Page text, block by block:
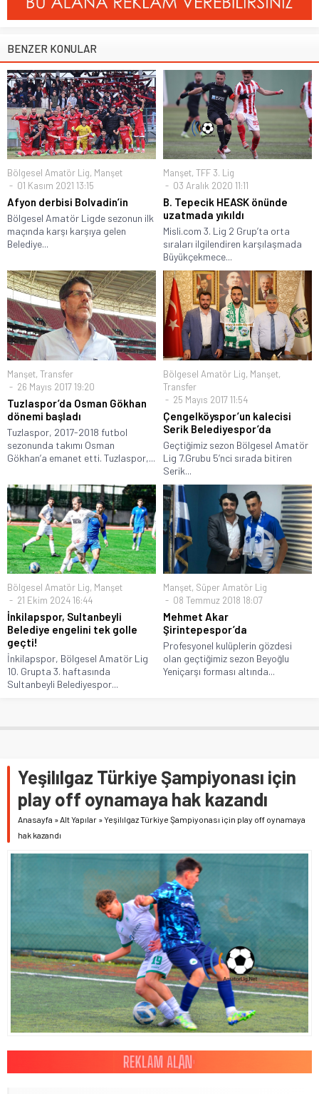
BENZER KONULAR
Bölgesel Amatör Lig, Manşet
01 Kasım 2021 13:15
Afyon derbisi Bolvadin’in
Bölgesel Amatör Ligde sezonun ilk
maçında karşı karşıya gelen
Belediye...
Manşet, TFF 3. Lig
03 Aralık 2020 11:11
B. Tepecik HEASK önünde
uzatmada yıkıldı
Misli.com 3. Lig 2 Grup’ta orta
sıraları ilgilendiren karşılaşmada
Büyükçekmece...
Manşet, Transfer
26 Mayıs 2017 19:20
Tuzlaspor’da Osman Gökhan
dönemi başladı
Tuzlaspor, 2017-2018 futbol
sezonunda takımı Osman
Gökhan’a emanet etti. Tuzlaspor,...
Bölgesel Amatör Lig, Manşet,
Transfer
25 Mayıs 2017 11:54
Çengelköyspor’un kalecisi
Serik Belediyespor’da
Geçtiğimiz sezon Bölgesel Amatör
Lig 7.Grubu 5’nci sırada bitiren
Serik...
Bölgesel Amatör Lig, Manşet
21 Ekim 2024 16:44
İnkilapspor, Sultanbeyli
Belediye engelini tek golle
geçti!
İnkilapspor, Bölgesel Amatör Lig
10. Grupta 3. haftasında
Sultanbeyli Belediyespor...
Manşet, Süper Amatör Lig
08 Temmuz 2018 18:07
Mehmet Akar
Şirintepespor’da
Profesyonel kulüplerin gözdesi
olan geçtiğimiz sezon Beyoğlu
Yeniçarşı forması altında...
Yeşilılgaz Türkiye Şampiyonası için
play off oynamaya hak kazandı
Anasayfa »Alt Yapılar »Yeşilılgaz Türkiye Şampiyonası için play off oynamaya
hak kazandı